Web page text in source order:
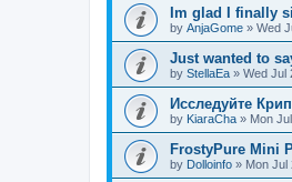
Im glad I finally
by AnjaGome » Wed
Just wanted to
by StellaEa » Wed Jul
Исследуйте
by KiaraCha » Mon
FrostyPure Mini
by Dolloinfo » Mon Jul